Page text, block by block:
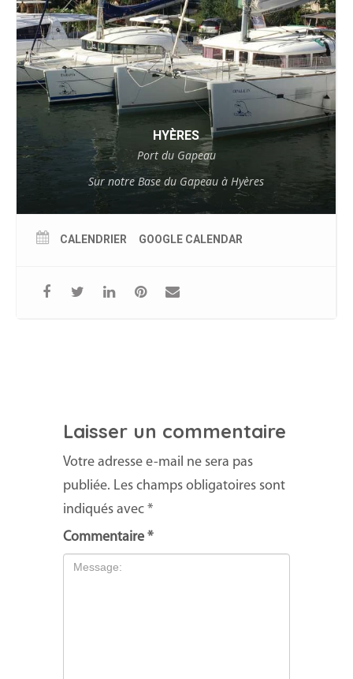
HYÈRES
Port du Gapeau
Sur notre Base du Gapeau à Hyères
CALENDRIER GOOGLE CALENDAR
Laisser un commentaire
Votre adresse e-mail ne sera pas
publiée. Les champs obligatoires sont
indiqués avec *
Commentaire *